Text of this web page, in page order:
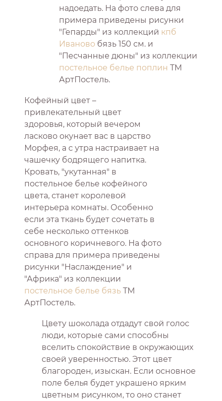
надоедать. На фото слева для
примера приведены рисунки
"Гепарды" из коллекций кпб
Иваново бязь 150 см. и
"Песчанные дюны" из коллекции
постельное белье поплин ТМ
АртПостель.
Кофейный цвет –
привлекательный цвет
здоровья, который вечером
ласково окунает вас в царство
Морфея, а с утра настраивает на
чашечку бодрящего напитка.
Кровать, "укутанная" в
постельное белье кофейного
цвета, станет королевой
интерьера комнаты. Особенно
если эта ткань будет сочетать в
себе несколько оттенков
основного коричневого. На фото
справа для примера приведены
рисунки "Наслаждение" и
"Африка" из коллекции
постельное белье бязь ТМ
АртПостель.
Цвету шоколада отдадут свой голос
люди, которые сами способны
вселить спокойствие в окружающих
своей уверенностью. Этот цвет
благороден, изыскан. Если основное
поле белья будет украшено ярким
цветным рисунком, то оно станет